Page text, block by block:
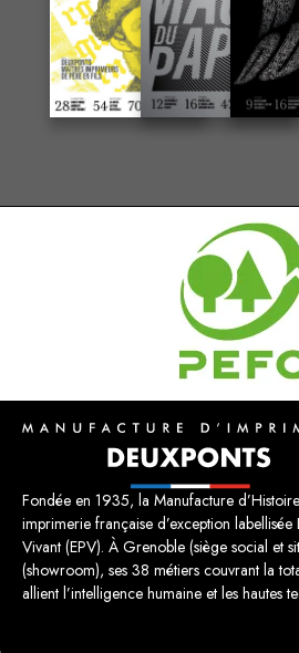
Fondée en 1935, la Manufacture
imprimerie française d’exception
Vivant (EPV). À Grenoble (siège social et
(showroom), ses 38 métiers couvrant la
allient l’intelligence humaine et les hautes